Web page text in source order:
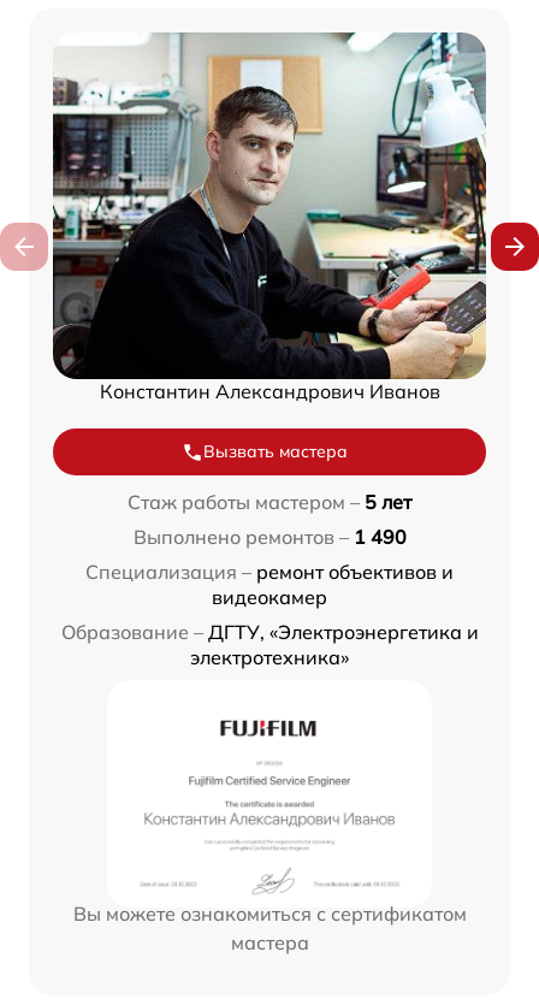
Константин Александрович Иванов
Вызвать мастера
Стаж работы мастером – 5 лет
Выполнено ремонтов – 1 490
Специализация – ремонт объективов и
видеокамер
Образование – ДГТУ, «Электроэнергетика и
электротехника»
Вы можете ознакомиться с сертификатом
мастера